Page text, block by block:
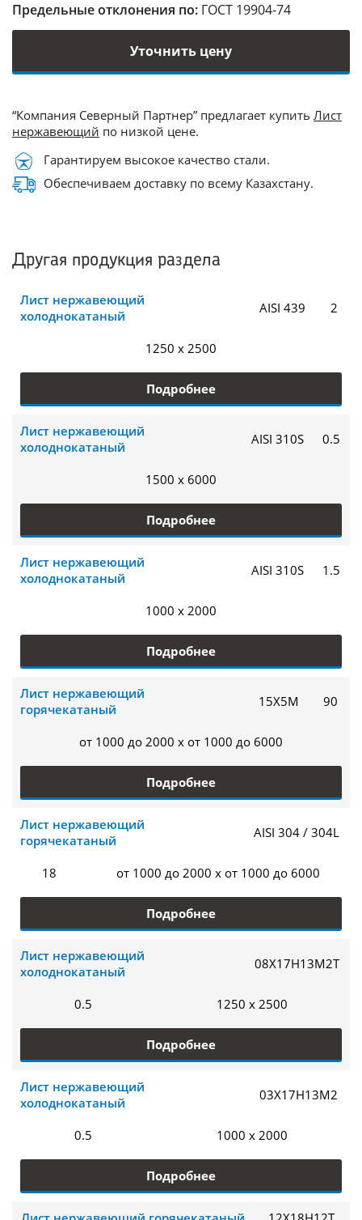
Предельные отклонения по: ГОСТ 19904-74
Уточнить цену
“Компания Северный Партнер” предлагает купить Лист
нержавеющий по низкой цене.
Гарантируем высокое качество стали.
Обеспечиваем доставку по всему Казахстану.
Другая продукция раздела
Лист нержавеющий
холоднокатаный
AISI 439 2
1250 x 2500
Подробнее
Лист нержавеющий
холоднокатаный
AISI 310S 0.5
1500 x 6000
Подробнее
Лист нержавеющий
холоднокатаный
AISI 310S 1.5
1000 x 2000
Подробнее
Лист нержавеющий
горячекатаный
15Х5М 90
от 1000 до 2000 x от 1000 до 6000
Подробнее
Лист нержавеющий
горячекатаный
AISI 304 / 304L
18 от 1000 до 2000 x от 1000 до 6000
Подробнее
Лист нержавеющий
холоднокатаный
08Х17Н13М2Т
0.5 1250 x 2500
Подробнее
Лист нержавеющий
холоднокатаный
03Х17Н13М2
0.5 1000 x 2000
Подробнее